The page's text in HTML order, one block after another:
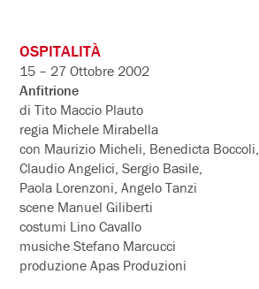
OSPITALITÀ
15 – 27 Ottobre 2002
Anfitrione
di Tito Maccio Plauto
regia Michele Mirabella
con Maurizio Micheli, Benedicta Boccoli,
Claudio Angelici, Sergio Basile,
Paola Lorenzoni, Angelo Tanzi
scene Manuel Giliberti
costumi Lino Cavallo
musiche Stefano Marcucci
produzione Apas Produzioni